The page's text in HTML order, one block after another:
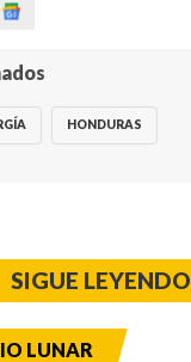
HONDURAS
SIGUE LEYENDO
LUNAR